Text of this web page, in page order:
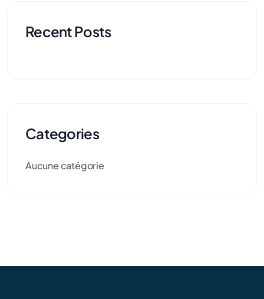
Recent Posts
Categories
Aucune catégorie